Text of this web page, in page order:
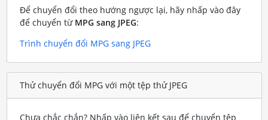
Để chuyển đổi theo hướng ngược lại, hãy nhấp vào đây
để chuyển từ MPG sang JPEG:
Trình chuyển đổi MPG sang JPEG
Thử chuyển đổi MPG với một tệp thử JPEG
Chưa chắc chắn? Nhấp vào liên kết sau để chuyển tệp